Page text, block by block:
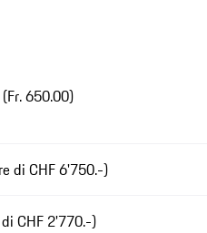
650.00)
di CHF 6'750.-)
CHF 2'770.-)